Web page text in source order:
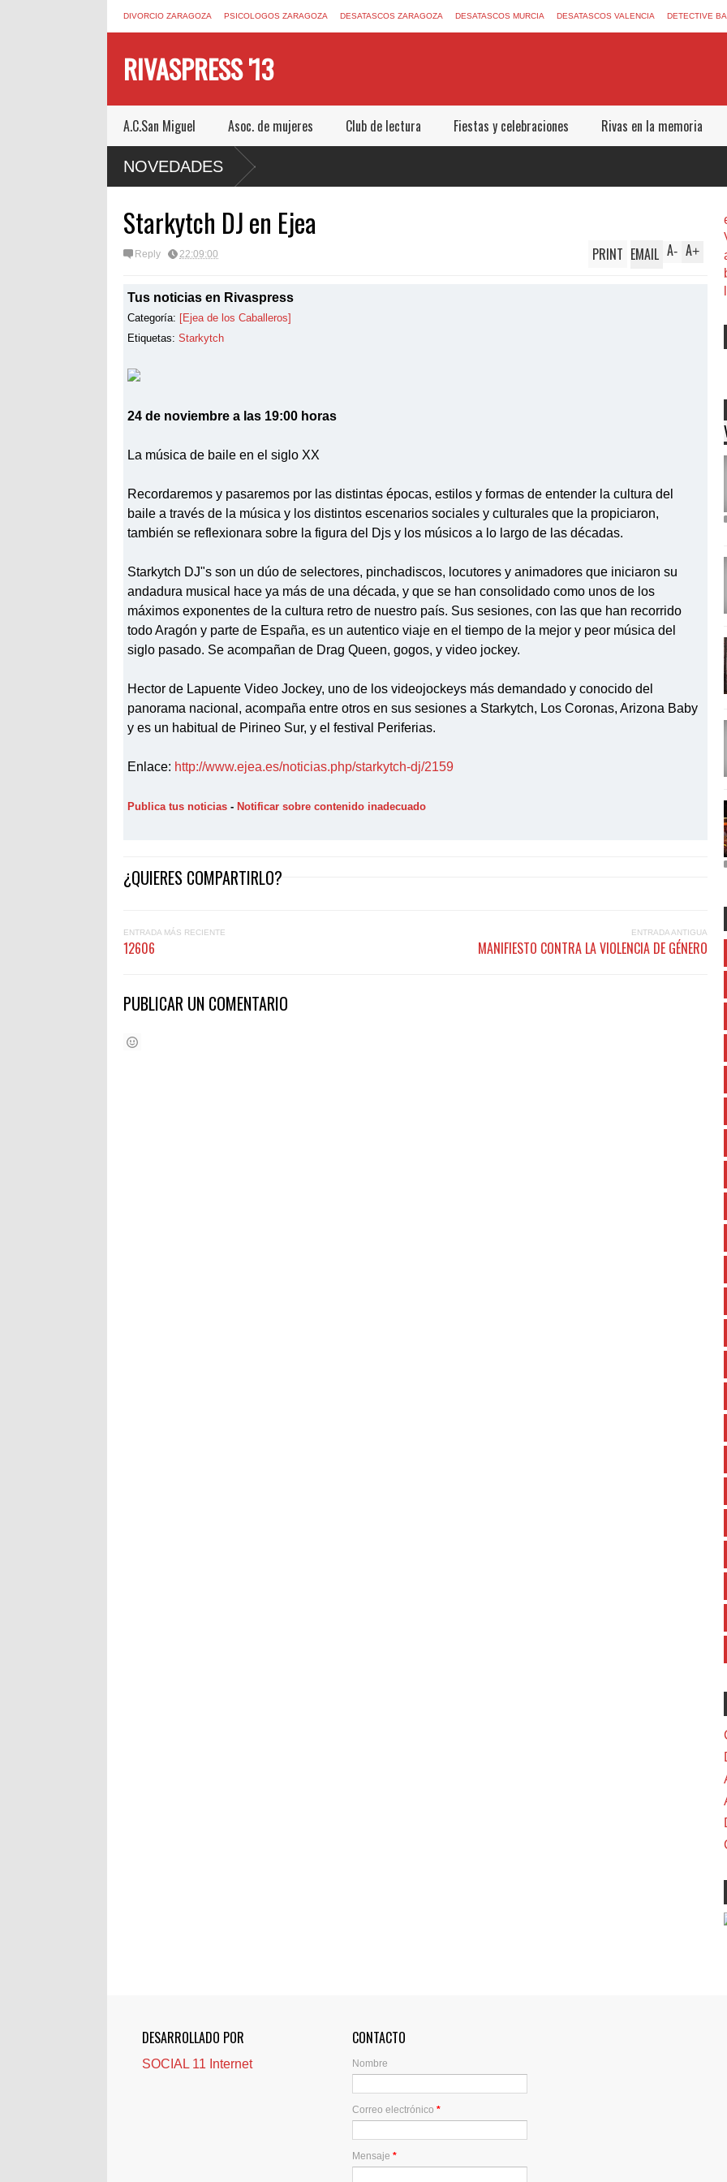
DIVORCIO ZARAGOZA PSICOLOGOS ZARAGOZA DESATASCOS ZARAGOZA DESATASCOS MURCIA DESATASCOS VALENCIA DETECTIVE
RIVASPRESS '13
A.C.San Miguel Asoc. de mujeres Club de lectura Fiestas y celebraciones Rivas en la memoria
NOVEDADES
UN ESCAPE ROOM DE MUCHO MIEDO EN
Starkytch DJ en Ejea
Reply 22:09:00 A+
A-
PRINT EMAIL
Tus noticias en Rivaspress
Categoría: [Ejea de los Caballeros]
Etiquetas: Starkytch
24 de noviembre a las 19:00 horas
La música de baile en el siglo XX
Recordaremos y pasaremos por las distintas épocas, estilos y formas de entender la cultura del
baile a través de la música y los distintos escenarios sociales y culturales que la propiciaron,
también se reflexionara sobre la figura del Djs y los músicos a lo largo de las décadas.
Starkytch DJ"s son un dúo de selectores, pinchadiscos, locutores y animadores que iniciaron su
andadura musical hace ya más de una década, y que se han consolidado como unos de los
máximos exponentes de la cultura retro de nuestro país. Sus sesiones, con las que han recorrido
todo Aragón y parte de España, es un autentico viaje en el tiempo de la mejor y peor música del
siglo pasado. Se acompañan de Drag Queen, gogos, y video jockey.
Hector de Lapuente Video Jockey, uno de los videojockeys más demandado y conocido del
panorama nacional, acompaña entre otros en sus sesiones a Starkytch, Los Coronas, Arizona Baby
y es un habitual de Pirineo Sur, y el festival Periferias.
Enlace: http://www.ejea.es/noticias.php/starkytch-dj/2159
Publica tus noticias - Notificar sobre contenido inadecuado
¿QUIERES COMPARTIRLO?
ENTRADA MÁS RECIENTE
12606
ENTRADA ANTIGUA
MANIFIESTO CONTRA LA VIOLENCIA DE GÉNERO
PUBLICAR UN COMENTARIO
DESARROLLADO POR
SOCIAL 11 Internet
CONTACTO
Nombre
Correo electrónico*
Mensaje*